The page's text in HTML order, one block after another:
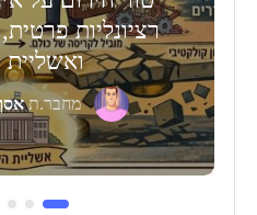
רציונליות
ואשליית
מחבר.ת